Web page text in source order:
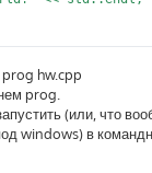
prog hw.cpp
prog.
(или, что
windows) в